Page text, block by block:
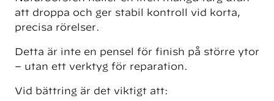
att droppa och ger stabil kontroll vid korta,
precisa rörelser.
Detta är inte en pensel för finish på större ytor
– utan ett verktyg för reparation.
Vid bättring är det viktigt att: